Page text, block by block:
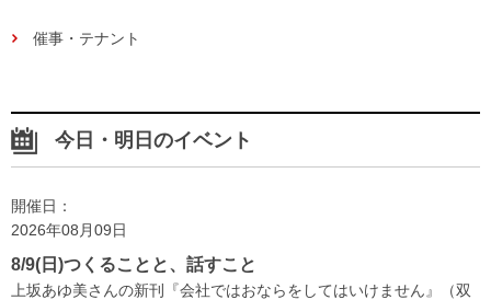
催事・テナント
今日・明日のイベント
開催日：
2026年08月09日
8/9(日)つくることと、話すこと
上坂あゆ美さんの新刊『会社ではおならをしてはいけません』（双